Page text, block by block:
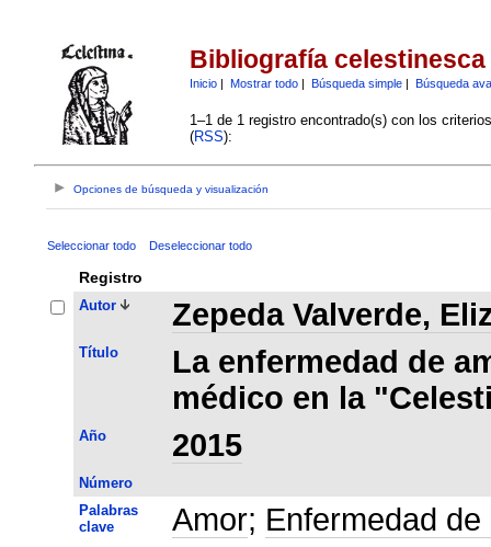
Bibliografía celestinesca
Inicio| Mostrar todo| Búsqueda simple| Búsqueda
1–1 de 1 registro encontrado(s) con los
(RSS):
Opciones de búsqueda y visualización
Seleccionar todo Deseleccionar todo
Registro
Autor Zepeda Valverde,
Título
La enfermedad de
médico en la
Año 2015
Número
Palabras
clave
Amor; Enfermedad de